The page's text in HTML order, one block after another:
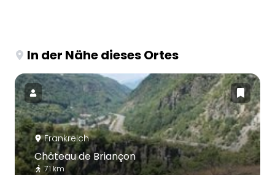
In der Nähe dieses Ortes
Frankreich
Château de Briançon
7.1 km